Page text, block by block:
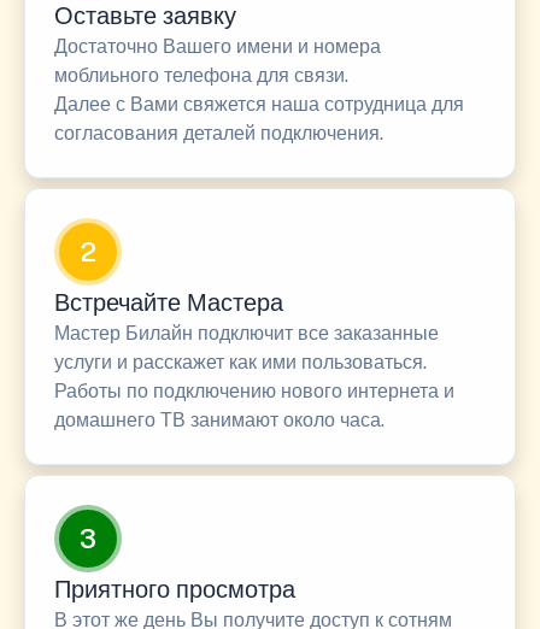
Оставьте заявку
Достаточно Вашего имени и номера
моблиьного телефона для связи.
Далее с Вами свяжется наша сотрудница для
согласования деталей подключения.
2
Встречайте Мастера
Мастер Билайн подключит все заказанные
услуги и расскажет как ими пользоваться.
Работы по подключению нового интернета и
домашнего ТВ занимают около часа.
3
Приятного просмотра
В этот же день Вы получите доступ к сотням